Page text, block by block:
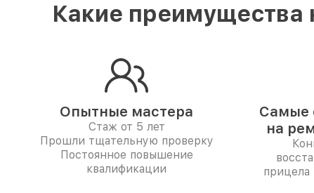
Какие преимущества
Опытные мастера
Стаж от 5 лет
Прошли тщательную проверку
Постоянное повышение
квалификации
Самые
на
прицела